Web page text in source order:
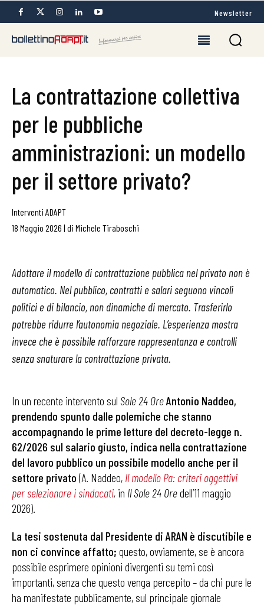
Newsletter
La contrattazione collettiva
per le pubbliche
amministrazioni: un modello
per il settore privato?
Interventi ADAPT
18 Maggio 2026 | di Michele Tiraboschi
Adottare il modello di contrattazione pubblica nel privato non è
automatico. Nel pubblico, contratti e salari seguono vincoli
politici e di bilancio, non dinamiche di mercato. Trasferirlo
potrebbe ridurre l’autonomia negoziale. L’esperienza mostra
invece che è possibile rafforzare rappresentanza e controlli
senza snaturare la contrattazione privata.
In un recente intervento sul Sole 24 OreAntonio Naddeo,
prendendo spunto dalle polemiche che stanno
accompagnando le prime letture del decreto-legge n.
62/2026 sul salario giusto, indica nella contrattazione
del lavoro pubblico un possibile modello anche per il
settore privato(A. Naddeo, Il modello Pa: criteri oggettivi
per selezionare i sindacati, in Il Sole 24 Oredell’11 maggio
2026).
La tesi sostenuta dal Presidente di ARAN è discutibile e
non ci convince affatto; questo, ovviamente, se è ancora
possibile esprimere opinioni divergenti su temi così
importanti, senza che questo venga percepito – da chi pure le
ha manifestate pubblicamente, sul principale giornale